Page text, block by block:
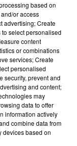
transmet
based on
or access
advertising; Create
select personalised
content
or combinations
services; Create
personalised
security, prevent and
and content;
may
data to offer
information actively
combine data from
devices based on